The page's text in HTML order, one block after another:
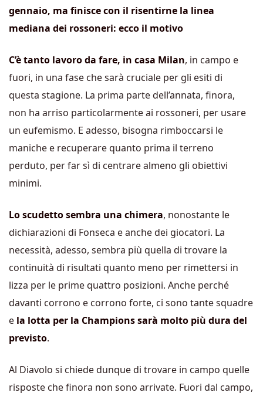
gennaio, ma finisce con il risentirne la linea
mediana dei rossoneri: ecco il motivo
C’è tanto lavoro da fare, in casa Milan, in campo e
fuori, in una fase che sarà cruciale per gli esiti di
questa stagione. La prima parte dell’annata, finora,
non ha arriso particolarmente ai rossoneri, per usare
un eufemismo. E adesso, bisogna rimboccarsi le
maniche e recuperare quanto prima il terreno
perduto, per far sì di centrare almeno gli obiettivi
minimi.
Lo scudetto sembra una chimera, nonostante le
dichiarazioni di Fonseca e anche dei giocatori. La
necessità, adesso, sembra più quella di trovare la
continuità di risultati quanto meno per rimettersi in
lizza per le prime quattro posizioni. Anche perché
davanti corrono e corrono forte, ci sono tante squadre
e la lotta per la Champions sarà molto più dura del
previsto.
Al Diavolo si chiede dunque di trovare in campo quelle
risposte che finora non sono arrivate. Fuori dal campo,